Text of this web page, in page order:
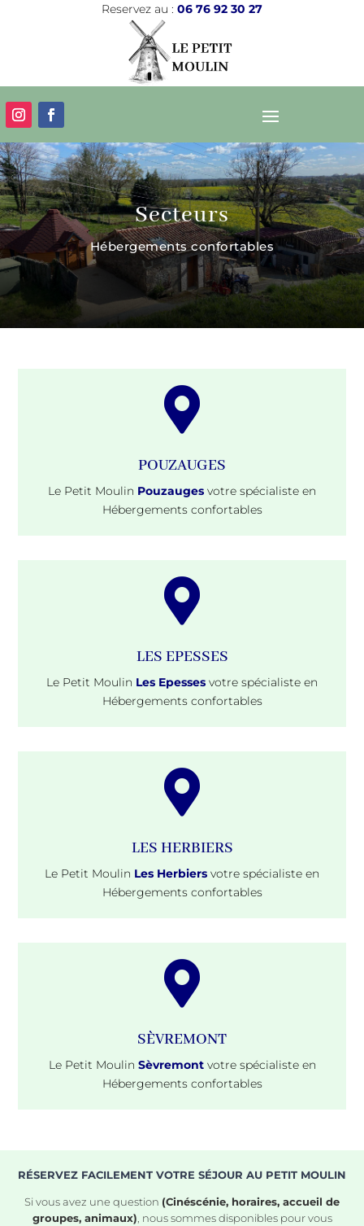
Reservez au : 06 76 92 30 27
Secteurs
Hébergements confortables

POUZAUGES
Le Petit Moulin Pouzauges votre spécialiste en
Hébergements confortables

LES EPESSES
Le Petit Moulin Les Epesses votre spécialiste en
Hébergements confortables

LES HERBIERS
Le Petit Moulin Les Herbiers votre spécialiste en
Hébergements confortables

SÈVREMONT
Le Petit Moulin Sèvremontvotre spécialiste en
Hébergements confortables
RÉSERVEZ FACILEMENT VOTRE SÉJOUR AU PETIT MOULIN
Si vous avez une question (Cinéscénie, horaires, accueil de
groupes, animaux) , nous sommes disponibles pour vous